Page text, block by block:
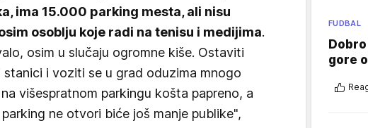
ima 15.000 parking mesta, ali nisu
osoblju koje radi na tenisu i medijima.
osim u slučaju ogromne kiše. Ostaviti
i voziti se u grad oduzima mnogo
višespratnom parkingu košta papreno, a
ne otvori biće još manje publike",
FUDBAL
gore